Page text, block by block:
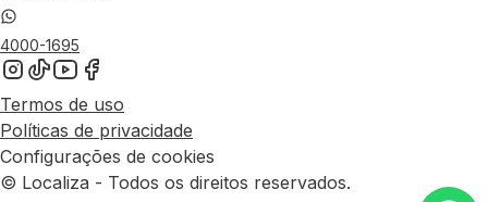
4000-1695
Termos de uso
Políticas de privacidade
Configurações de cookies
© Localiza - Todos os direitos reservados.